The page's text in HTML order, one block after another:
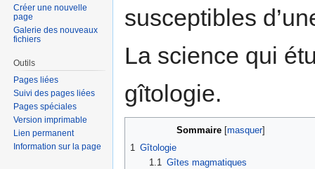
susceptibles
La science qui
gîtologie.
Sommaire[ masquer]
1 Gîtologie
1.1 Gîtes magmatiques
Créer une nouvelle
page
Galerie des nouveaux
fichiers
Outils
Pages liées
Suivi des pages liées
Pages spéciales
Version imprimable
Lien permanent
Information sur la page